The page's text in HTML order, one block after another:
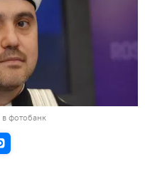
в фотобанк